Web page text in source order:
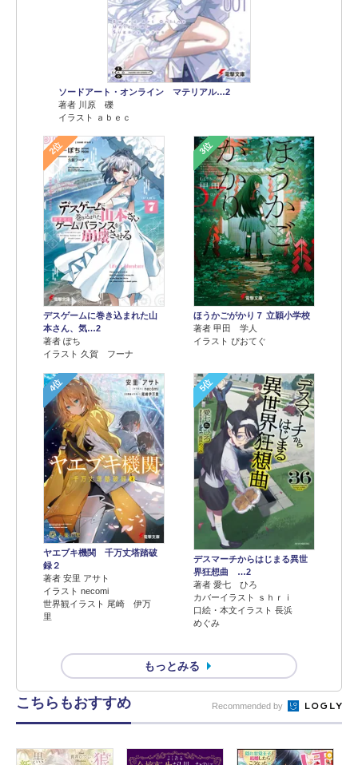
ソードアート・オンライン マテリアル…2
著者 川原 礫
イラスト ａｂｅｃ
2位
デスゲームに巻き込まれた山
本さん、気…2
著者 ぽち
イラスト 久賀 フーナ
3位
ほうかごがかり７ 立穎小学校
著者 甲田 学人
イラスト ぴおてぐ
4位
ヤエブキ機関 千万丈塔踏破
録２
著者 安里 アサト
イラスト necomi
世界観イラスト 尾崎 伊万
里
5位
デスマーチからはじまる異世
界狂想曲 …2
著者 愛七 ひろ
カバーイラスト ｓｈｒｉ
口絵・本文イラスト 長浜
めぐみ
もっとみる
こちらもおすすめ Recommended by